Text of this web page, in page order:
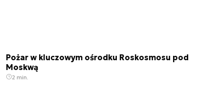
Pożar w kluczowym ośrodku Roskosmosu pod
Moskwą
2 min.